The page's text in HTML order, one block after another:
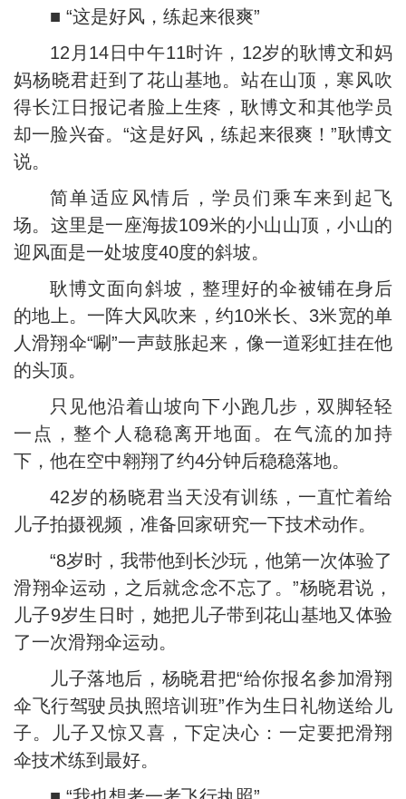
■ “这是好风，练起来很爽”
12月14日中午11时许，12岁的耿博文和妈
妈杨晓君赶到了花山基地。站在山顶，寒风吹
得长江日报记者脸上生疼，耿博文和其他学员
却一脸兴奋。“这是好风，练起来很爽！”耿博文
说。
简单适应风情后，学员们乘车来到起飞
场。这里是一座海拔109米的小山山顶，小山的
迎风面是一处坡度40度的斜坡。
耿博文面向斜坡，整理好的伞被铺在身后
的地上。一阵大风吹来，约10米长、3米宽的单
人滑翔伞“唰”一声鼓胀起来，像一道彩虹挂在他
的头顶。
只见他沿着山坡向下小跑几步，双脚轻轻
一点，整个人稳稳离开地面。在气流的加持
下，他在空中翱翔了约4分钟后稳稳落地。
42岁的杨晓君当天没有训练，一直忙着给
儿子拍摄视频，准备回家研究一下技术动作。
“8岁时，我带他到长沙玩，他第一次体验了
滑翔伞运动，之后就念念不忘了。”杨晓君说，
儿子9岁生日时，她把儿子带到花山基地又体验
了一次滑翔伞运动。
儿子落地后，杨晓君把“给你报名参加滑翔
伞飞行驾驶员执照培训班”作为生日礼物送给儿
子。儿子又惊又喜，下定决心：一定要把滑翔
伞技术练到最好。